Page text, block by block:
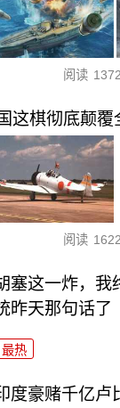
阅读
这棋彻底颠覆
阅读
塞这一炸，我
昨天那句话了
最热
度豪赌千亿卢